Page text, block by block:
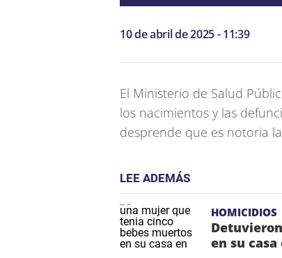
10 de abril de 2025 - 11:39
El Ministerio de Salud
los nacimientos y las
desprende que es notoria
LEE ADEMÁS
HOMICIDIOS
en su